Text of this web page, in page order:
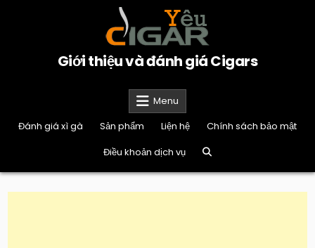
Giới thiệu và đánh giá Cigars
Menu
Đánh giá xì gà
Sản phẩm Liện hệ
Chính sách bảo mật
Điều khoản dịch vụ